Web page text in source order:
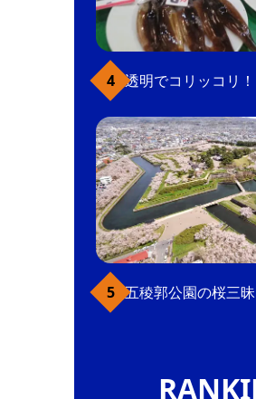
五稜郭公園の桜三昧